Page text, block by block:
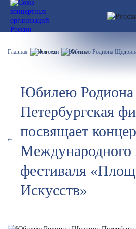
Главная Новости Юбилею Родиона
Юбилею
Петербургская
посвящает
Международного
фестиваля
Искусств»